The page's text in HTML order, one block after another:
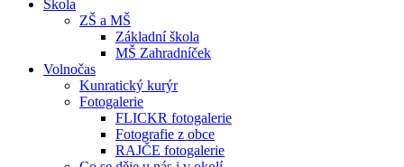
Škola
ZŠ a MŠ
Základní škola
MŠ Zahradníček
Volnočas
Kunratický kurýr
Fotogalerie
FLICKR fotogalerie
Fotografie z obce
RAJČE fotogalerie